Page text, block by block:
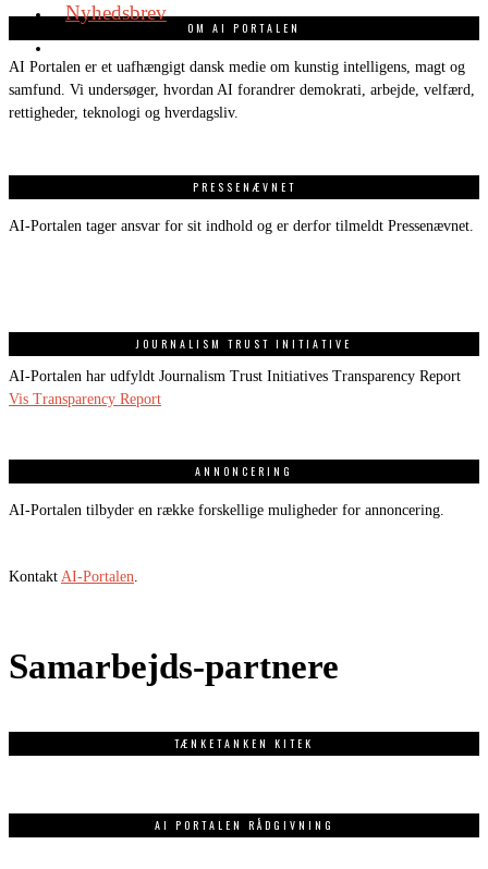
Nyhedsbrev
OM AI PORTALEN
AI Portalen er et uafhængigt dansk medie om kunstig intelligens, magt og
samfund. Vi undersøger, hvordan AI forandrer demokrati, arbejde, velfærd,
rettigheder, teknologi og hverdagsliv.
PRESSENÆVNET
AI-Portalen tager ansvar for sit indhold og er derfor tilmeldt Pressenævnet.
JOURNALISM TRUST INITIATIVE
AI-Portalen har udfyldt Journalism Trust Initiatives Transparency Report
Vis Transparency Report
ANNONCERING
AI-Portalen tilbyder en række forskellige muligheder for annoncering.
Kontakt AI-Portalen
Samarbejds-partnere
TÆNKETANKEN KITEK
AI PORTALEN RÅDGIVNING